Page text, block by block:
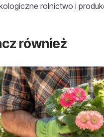
rolnictwo i
również